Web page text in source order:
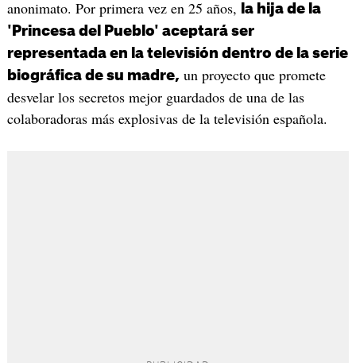
anonimato. Por primera vez en 25 años,
la hija de la
'Princesa del Pueblo' aceptará ser
representada en la televisión dentro de la serie
biográfica de su madre, un proyecto que promete
desvelar los secretos mejor guardados de una de las
colaboradoras más explosivas de la televisión española.